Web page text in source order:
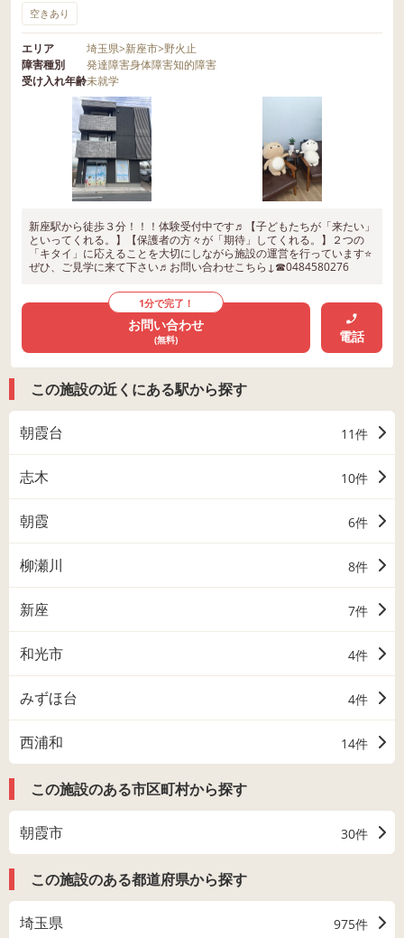
空きあり
エリア 埼玉県>新座市>野火止
障害種別
発達障害身体障害知的障害
受け入れ年齢未就学
新座駅から徒歩３分！！！体験受付中です♬【子どもたちが「来たい」
といってくれる。】【保護者の方々が「期待」してくれる。】２つの
「キタイ」に応えることを大切にしながら施設の運営を行っています⭐
ぜひ、ご見学に来て下さい♬お問い合わせこちら↓☎0484580276
1分で完了！
お問い合わせ
(無料) 電話
この施設の近くにある駅から探す
朝霞台 11件
志木 10件
朝霞 6件
柳瀬川 8件
新座 7件
和光市 4件
みずほ台 4件
西浦和 14件
この施設のある市区町村から探す
朝霞市 30件
この施設のある都道府県から探す
埼玉県 975件